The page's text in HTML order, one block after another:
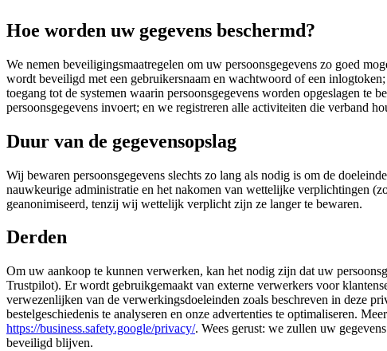
Hoe worden uw gegevens beschermd?
We nemen beveiligingsmaatregelen om uw persoonsgegevens zo goed
wordt beveiligd met een gebruikersnaam en wachtwoord of een
toegang tot de systemen waarin persoonsgegevens worden opgeslagen
persoonsgegevens invoert; en we registreren alle activiteiten die verband
Duur van de gegevensopslag
Wij bewaren persoonsgegevens slechts zo lang als nodig is om de
nauwkeurige administratie en het nakomen van wettelijke verplichtingen
geanonimiseerd, tenzij wij wettelijk verplicht zijn ze langer te bewaren.
Derden
Om uw aankoop te kunnen verwerken, kan het nodig zijn dat uw
Trustpilot). Er wordt gebruikgemaakt van externe verwerkers voor
verwezenlijken van de verwerkingsdoeleinden zoals beschreven in deze
bestelgeschiedenis te analyseren en onze advertenties te optimaliseren.
https://business.safety.google/privacy/. Wees gerust: we zullen uw
beveiligd blijven.